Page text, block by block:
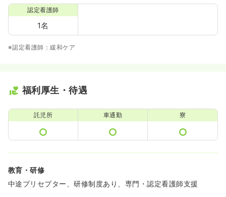
認定看護師
1名
※認定看護師：緩和ケア
福利厚生・待遇
託児所 車通勤 寮
教育・研修
中途プリセプター、研修制度あり、専門・認定看護師支援